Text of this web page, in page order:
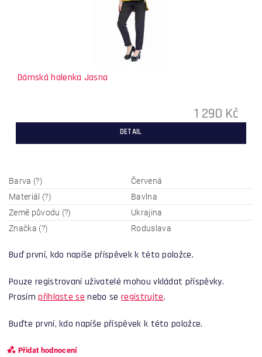
Dámská halenka Jasna
1 290 Kč
DETAIL
Barva (?)
Červená
Materiál (?)
Bavlna
Země původu (?)
Ukrajina
Značka (?)
Roduslava
Buď první, kdo napíše příspěvek k této položce.
Pouze registrovaní uživatelé mohou vkládat příspěvky.
Prosímpřihlaste se nebo se registrujte.
Buďte první, kdo napíše příspěvek k této položce.
Přidat hodnocení